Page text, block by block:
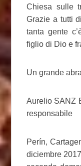
Chiesa sulle
Grazie a tutti
tanta gente
figlio di Dio e
Un grande
Aurelio SANZ
responsabile
Perín,
diciembre